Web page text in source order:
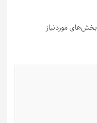
بخش‌های موردنیاز